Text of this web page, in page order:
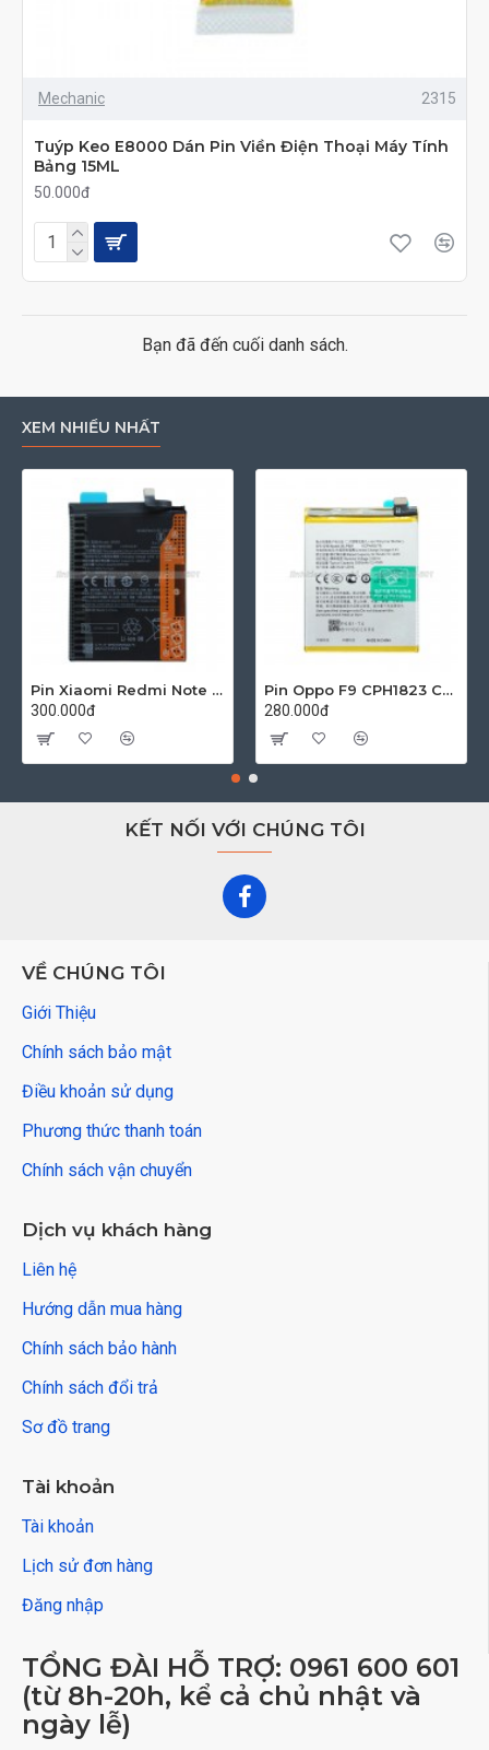
Mechanic 2315
Tuýp Keo E8000 Dán Pin Viền Điện Thoại Máy Tính
Bảng 15ML
50.000đ
Bạn đã đến cuối danh sách.
XEM NHIỀU NHẤT
Pin Xiaomi Redmi Note 10 4G M2101K7AG Zin
300.000đ
Pin Oppo F9 CPH1823 CPH1825 Zin
280.000đ
KẾT NỐI VỚI CHÚNG TÔI
VỀ CHÚNG TÔI
Giới Thiệu
Chính sách bảo mật
Điều khoản sử dụng
Phương thức thanh toán
Chính sách vận chuyển
Dịch vụ khách hàng
Liên hệ
Hướng dẫn mua hàng
Chính sách bảo hành
Chính sách đổi trả
Sơ đồ trang
Tài khoản
Tài khoản
Lịch sử đơn hàng
Đăng nhập
TỔNG ĐÀI HỖ TRỢ: 0961 600 601
(từ 8h-20h, kể cả chủ nhật và
ngày lễ)